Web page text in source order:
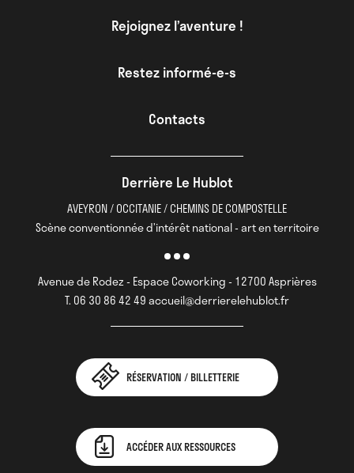
Rejoignez l’aventure !
Restez informé-e-s
Contacts
Derrière Le Hublot
AVEYRON / OCCITANIE / CHEMINS DE COMPOSTELLE
Scène conventionnée d’intérêt national - art en territoire
Avenue de Rodez - Espace Coworking - 12700 Asprières
T. 06 30 86 42 49 accueil@derrierelehublot.fr
RÉSERVATION / BILLETTERIE
ACCÉDER AUX RESSOURCES